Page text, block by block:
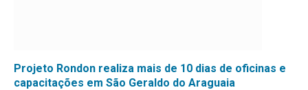
Projeto Rondon realiza mais de 10 dias de oficinas e
capacitações em São Geraldo do Araguaia